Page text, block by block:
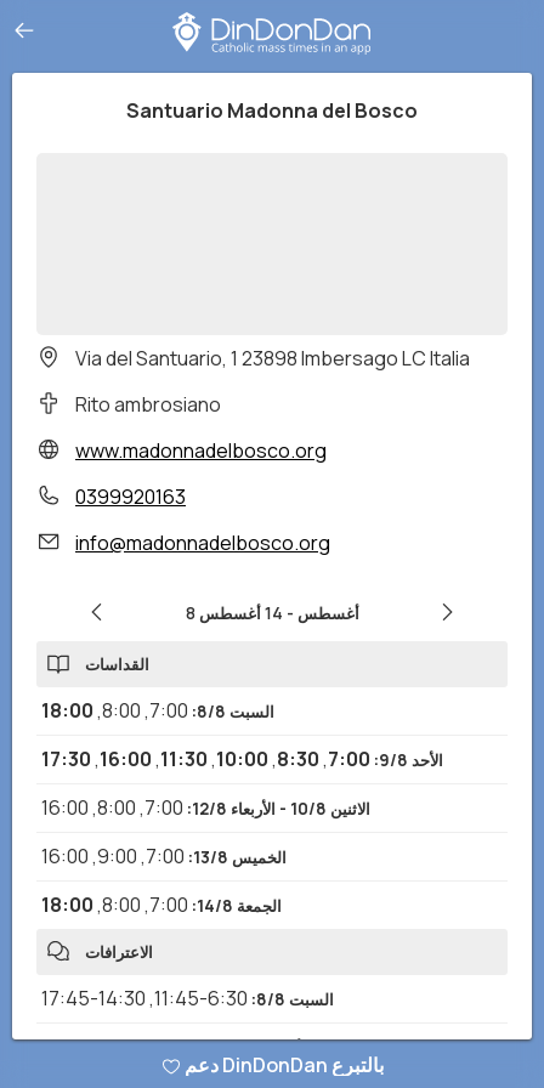
Santuario Madonna del Bosco
Via del Santuario, 1 23898 Imbersago LC Italia
Rito ambrosiano
www.madonnadelbosco.org
0399920163
info@madonnadelbosco.org
8 أغسطس - 14 أغسطس
القداسات
السبت 8/8 :
7:00
,
8:00
,
18:00
الأحد 9/8 :
7:00
,
8:30
,
10:00
,
11:30
,
16:00
,
17:30
الاثنين 10/8 - الأربعاء 12/8 :
7:00
,
8:00
,
16:00
الخميس 13/8 :
7:00
,
9:00
,
16:00
الجمعة 14/8 :
7:00
,
8:00
,
18:00
الاعترافات
السبت 8/8 :
6:30-11:45
,
14:30-17:45
الأحد 9/8 :
6:30-11:15
,
14:30-17:15
دعم DinDonDan بالتبرع